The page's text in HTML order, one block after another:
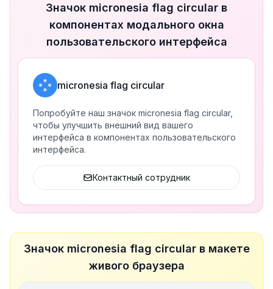
Значок micronesia flag circular в
компонентах модального окна
пользовательского интерфейса
micronesia flag circular
Попробуйте наш значок micronesia flag circular,
чтобы улучшить внешний вид вашего
интерфейса в компонентах пользовательского
интерфейса.
Контактный сотрудник
Значок micronesia flag circular в макете
живого браузера